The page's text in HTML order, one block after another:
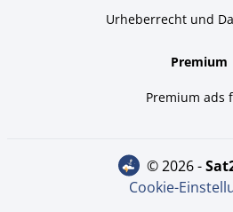
Urheberrecht und
Premium
Premium ads
© 2026 -
Cookie-